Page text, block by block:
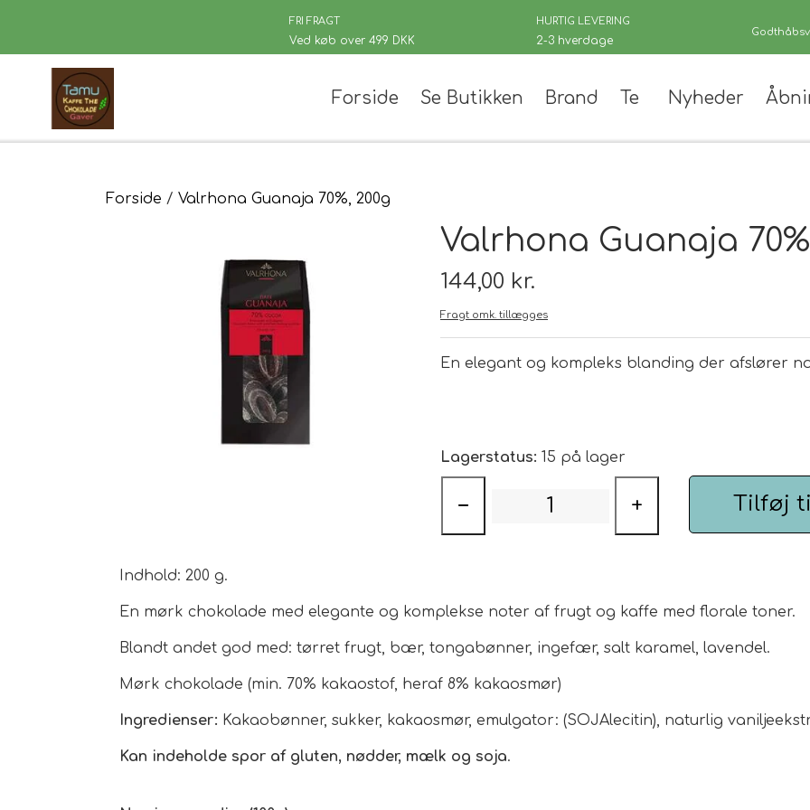
FRI FRAGT
Ved køb over 499 DKK
HURTIG LEVERING
2-3 hverdage
Forside Se Butikken Brand Te
Kusmi Te
Sort Te
Husets Teblandinger
Nyheder
Forside Valrhona Guanaja 70%, 200g
Valrhona Guanaja
144,00 kr.
Fragt omk. tillægges
En elegant og kompleks blanding der afslører
Lagerstatus: 15 på lager
− + Tilføj
Indhold: 200 g.
En mørk chokolade med elegante og komplekse noter af frugt og kaffe med florale toner.
Blandt andet god med: tørret frugt, bær, tongabønner, ingefær, salt karamel, lavendel.
Mørk chokolade (min. 70% kakaostof, heraf 8% kakaosmør)
Ingredienser: Kakaobønner, sukker, kakaosmør, emulgator: (SOJAlecitin), naturlig
Kan indeholde spor af gluten, nødder, mælk og soja.